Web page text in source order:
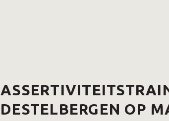
DESTELBERGEN OP